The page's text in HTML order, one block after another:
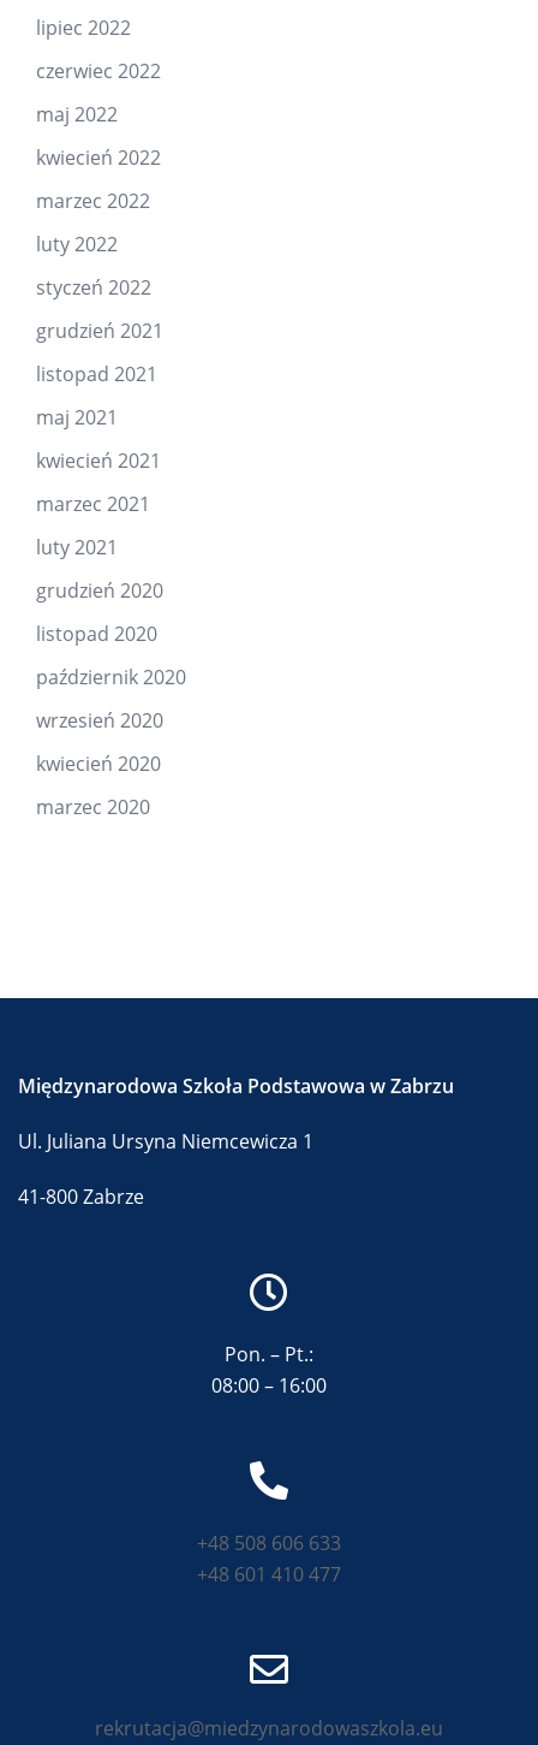
lipiec 2022
czerwiec 2022
maj 2022
kwiecień 2022
marzec 2022
luty 2022
styczeń 2022
grudzień 2021
listopad 2021
maj 2021
kwiecień 2021
marzec 2021
luty 2021
grudzień 2020
listopad 2020
październik 2020
wrzesień 2020
kwiecień 2020
marzec 2020
Międzynarodowa Szkoła Podstawowa w Zabrzu
Ul. Juliana Ursyna Niemcewicza 1
41-800 Zabrze
Pon. – Pt.:
08:00 – 16:00
+48 508 606 633
+48 601 410 477
rekrutacja@miedzynarodowaszkola.eu